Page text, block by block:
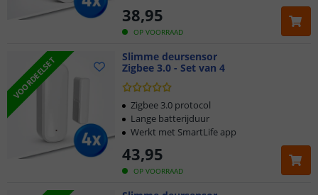
OP VOORRAAD
38,95
VOORDEELSET
Slimme deursensor
Zigbee 3.0 - Set van 4
OP VOORRAAD
43,95
Zigbee 3.0 protocol
Lange batterijduur
Werkt met SmartLife app